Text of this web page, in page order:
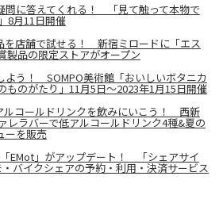
問に答えてくれる！ 「見て触って本物で
8月11日開催
を店舗で試せる！ 新宿ミロードに「エス
製品の限定ストアがオープン
よう！ SOMPO美術館「おいしいボタニカ
ものがたり」11月5日～2023年1月15日開催
ルコールドリンクを飲みにいこう！ 西新
レラバーで低アルコールドリンク4種&夏の
ーを販売
EMot」がアップデート！ 「シェアサイ
バイクシェアの予約・利用・決済サービス